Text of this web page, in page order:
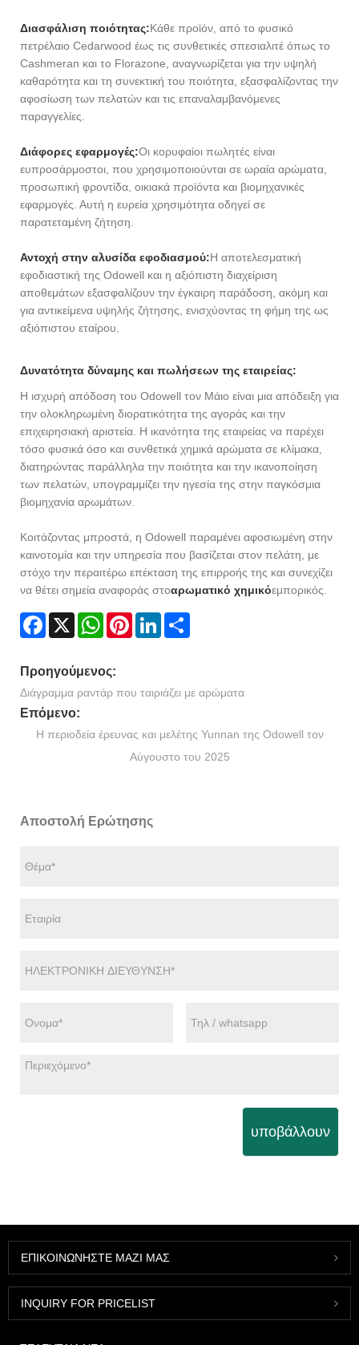
Διασφάλιση ποιότητας:Κάθε προϊόν, από το φυσικό
πετρέλαιο Cedarwood έως τις συνθετικές σπεσιαλιτέ όπως το
Cashmeran και το Florazone, αναγνωρίζεται για την υψηλή
καθαρότητα και τη συνεκτική του ποιότητα, εξασφαλίζοντας την
αφοσίωση των πελατών και τις επαναλαμβανόμενες
παραγγελίες.
Διάφορες εφαρμογές:Οι κορυφαίοι πωλητές είναι
ευπροσάρμοστοι, που χρησιμοποιούνται σε ωραία αρώματα,
προσωπική φροντίδα, οικιακά προϊόντα και βιομηχανικές
εφαρμογές. Αυτή η ευρεία χρησιμότητα οδηγεί σε
παρατεταμένη ζήτηση.
Αντοχή στην αλυσίδα εφοδιασμού:Η αποτελεσματική
εφοδιαστική της Odowell και η αξιόπιστη διαχείριση
αποθεμάτων εξασφαλίζουν την έγκαιρη παράδοση, ακόμη και
για αντικείμενα υψηλής ζήτησης, ενισχύοντας τη φήμη της ως
αξιόπιστου εταίρου.
Δυνατότητα δύναμης και πωλήσεων της εταιρείας:
Η ισχυρή απόδοση του Odowell τον Μάιο είναι μια απόδειξη για
την ολοκληρωμένη διορατικότητα της αγοράς και την
επιχειρησιακή αριστεία. Η ικανότητα της εταιρείας να παρέχει
τόσο φυσικά όσο και συνθετικά χημικά αρώματα σε κλίμακα,
διατηρώντας παράλληλα την ποιότητα και την ικανοποίηση
των πελατών, υπογραμμίζει την ηγεσία της στην παγκόσμια
βιομηχανία αρωμάτων.
Κοιτάζοντας μπροστά, η Odowell παραμένει αφοσιωμένη στην
καινοτομία και την υπηρεσία που βασίζεται στον πελάτη, με
στόχο την περαιτέρω επέκταση της επιρροής της και συνεχίζει
να θέτει σημεία αναφοράς στοαρωματικό χημικόεμπορικός.
Facebook
X WhatsAppPinterestLinkedIn
Προηγούμενος:
Διάγραμμα ραντάρ που ταιριάζει με αρώματα
Επόμενο:
Η περιοδεία έρευνας και μελέτης Yunnan της Odowell τον
Αύγουστο του 2025
Αποστολή Ερώτησης
υποβάλλουν
ΕΠΙΚΟΙΝΩΝΉΣΤΕ ΜΑΖΊ ΜΑΣ
INQUIRY FOR PRICELIST